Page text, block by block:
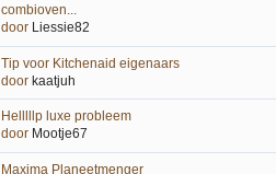
combioven...
door Liessie82
Tip voor Kitchenaid eigenaars
door kaatjuh
Helllllp luxe probleem
door Mootje67
Maxima Planeetmenger